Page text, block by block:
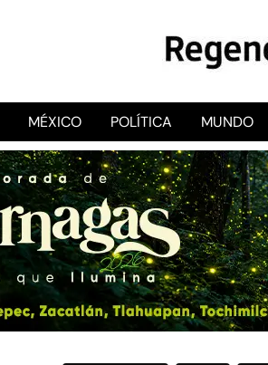
RegeneraciónMX
Sitio de
MÉXICO POLÍTICA MUNDO